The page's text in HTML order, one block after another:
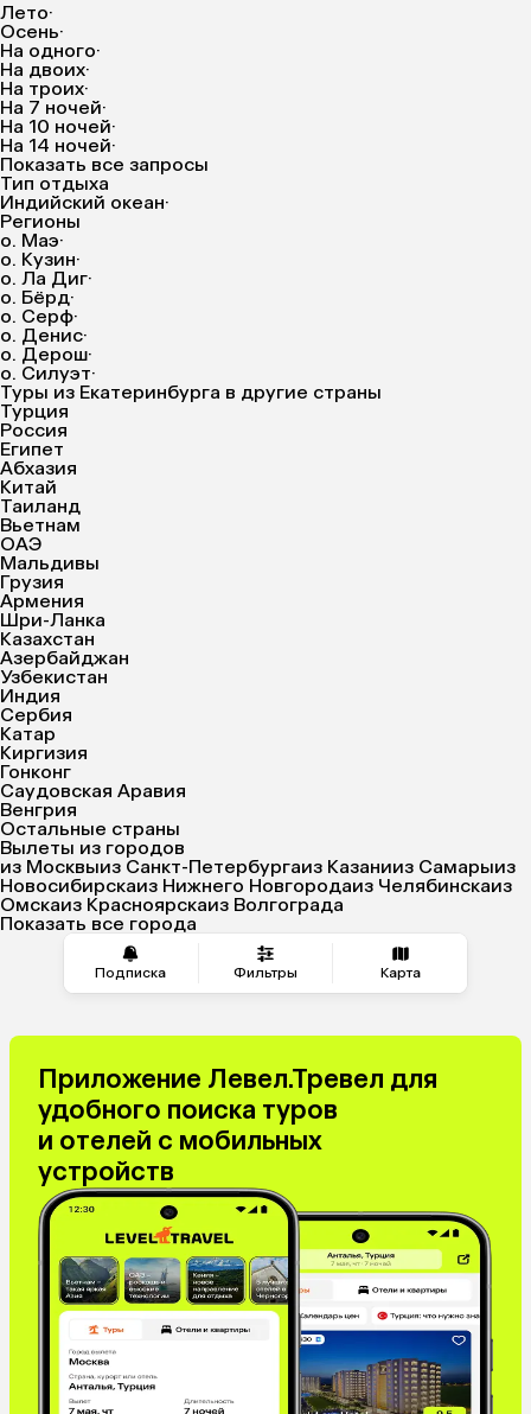
Подписка Фильтры Карта
Лето·
Осень·
На одного·
На двоих·
На троих·
На 7 ночей·
На 10 ночей·
На 14 ночей·
Показать все запросы
Тип отдыха
Индийский океан·
Регионы
о. Маэ·
о. Кузин·
о. Ла Диг·
о. Бёрд·
о. Серф·
о. Денис·
о. Дерош·
о. Силуэт·
Туры из Екатеринбурга в другие страны
Турция
Россия
Египет
Абхазия
Китай
Таиланд
Вьетнам
ОАЭ
Мальдивы
Грузия
Армения
Шри-Ланка
Казахстан
Азербайджан
Узбекистан
Индия
Сербия
Катар
Киргизия
Гонконг
Саудовская Аравия
Венгрия
Остальные страны
Вылеты из городов
из Москвыиз Санкт-Петербургаиз Казанииз Самарыиз
Новосибирскаиз Нижнего Новгородаиз Челябинскаиз
Омскаиз Красноярскаиз Волгограда
Показать все города
Приложение Левел.Тревел для
удобного поиска туров
и отелей с мобильных
устройств